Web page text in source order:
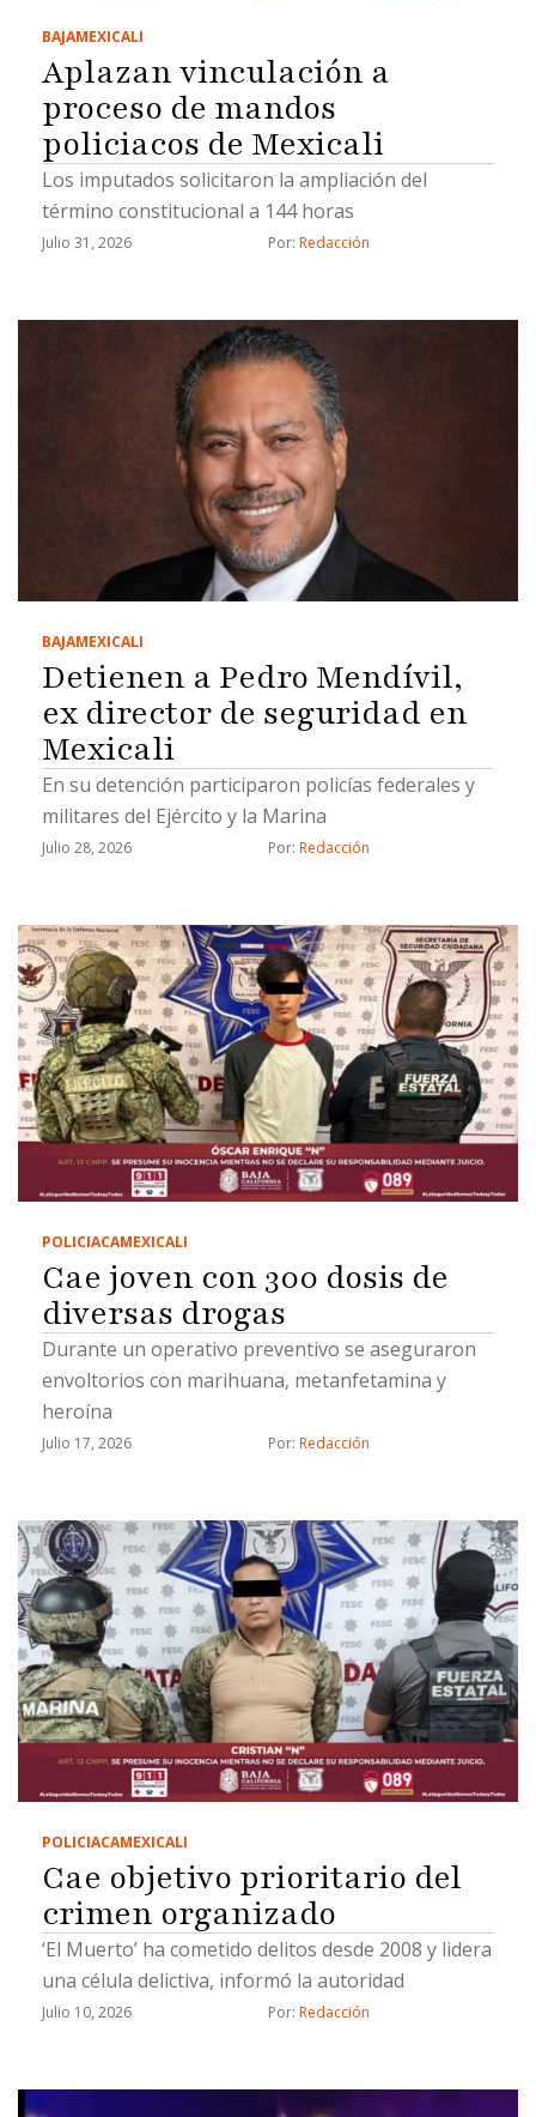
BAJAMEXICALI
Aplazan vinculación a
proceso de mandos
policiacos de Mexicali
Los imputados solicitaron la ampliación del
término constitucional a 144 horas
Julio 31, 2026 Por: Redacción
BAJAMEXICALI
Detienen a Pedro Mendívil,
ex director de seguridad en
Mexicali
En su detención participaron policías federales y
militares del Ejército y la Marina
Julio 28, 2026 Por: Redacción
POLICIACAMEXICALI
Cae joven con 300 dosis de
diversas drogas
Durante un operativo preventivo se aseguraron
envoltorios con marihuana, metanfetamina y
heroína
Julio 17, 2026 Por: Redacción
POLICIACAMEXICALI
Cae objetivo prioritario del
crimen organizado
‘El Muerto’ ha cometido delitos desde 2008 y lidera
una célula delictiva, informó la autoridad
Julio 10, 2026 Por: Redacción